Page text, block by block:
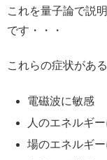
これを量子論で説
です・・・
これらの症状があ
電磁波に敏感
人のエネルギ
場のエネルギ